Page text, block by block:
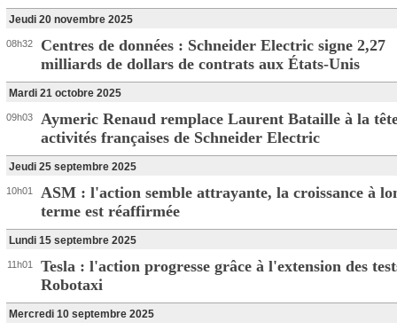
Jeudi 20 novembre 2025
08h32
Centres de données : Schneider Electric signe 2,27
milliards de dollars de contrats aux États-Unis
Mardi 21 octobre 2025
09h03
Aymeric Renaud remplace Laurent Bataille à la
activités françaises de Schneider Electric
Jeudi 25 septembre 2025
10h01
ASM : l'action semble attrayante, la croissance à
terme est réaffirmée
Lundi 15 septembre 2025
11h01
Tesla : l'action progresse grâce à l'extension des
Robotaxi
Mercredi 10 septembre 2025